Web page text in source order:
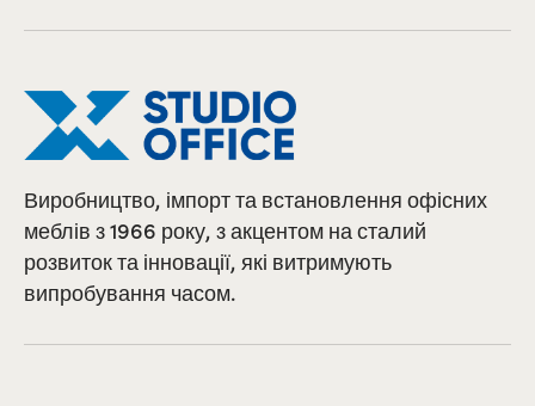
Виробництво, імпорт та встановлення офісних
меблів з 1966 року, з акцентом на сталий
розвиток та інновації, які витримують
випробування часом.